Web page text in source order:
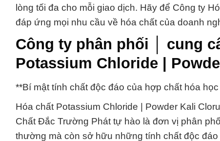
lòng tối đa cho mỗi giao dịch. Hãy để Công ty
đáp ứng mọi nhu cầu về hóa chất của doanh
Công ty phân phối │ cung
Potassium Chloride |
**Bí mật tính chất độc đáo của hợp chất hóa
Hóa chất Potassium Chloride | Powder Kali
Chất Đắc Trường Phát tự hào là đơn vị phân
thường mà còn sở hữu những tính chất độc